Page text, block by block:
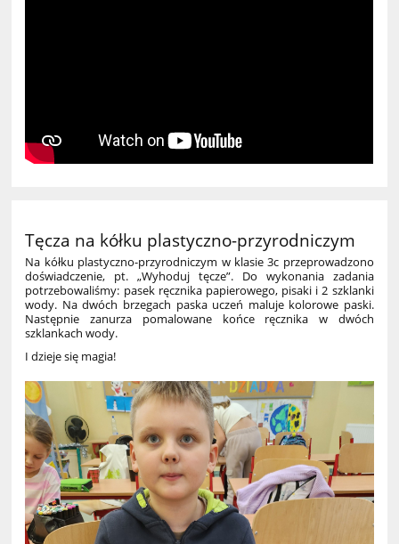
Tęcza na kółku plastyczno-przyrodniczym
Na kółku plastyczno-przyrodniczym w klasie 3c przeprowadzono
doświadczenie, pt. „Wyhoduj tęcze”. Do wykonania zadania
potrzebowaliśmy: pasek ręcznika papierowego, pisaki i 2 szklanki
wody. Na dwóch brzegach paska uczeń maluje kolorowe paski.
Następnie zanurza pomalowane końce ręcznika w dwóch
szklankach wody.
I dzieje się magia!